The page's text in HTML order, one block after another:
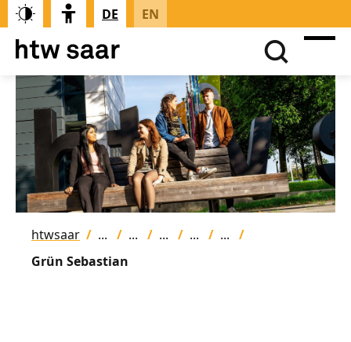
DE EN
htwsaar
Grün Sebastian